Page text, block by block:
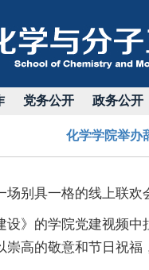
党务公开 政务公开
化学学院举办
别具一格的线上联欢
》的学院党建视频
高的敬意和节日祝